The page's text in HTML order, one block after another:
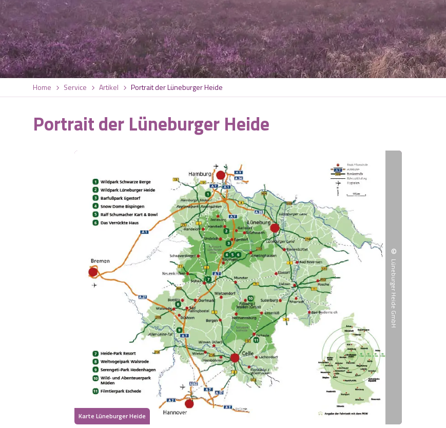
Home Service Artikel Portrait der Lüneburger Heide
Portrait der Lüneburger Heide
Karte Lüneburger Heide
©
Lüneburger Heide GmbH